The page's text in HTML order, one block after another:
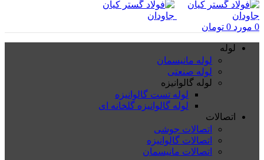
0 مورد 0 تومان
لوله
لوله مانیسمان
لوله صنعتی
لوله گالوانیزه
لوله تست گالوانیزه
لوله گالوانیزه گلخانه ای
اتصالات
اتصالات جوشی
اتصالات گالوانیزه
اتصالات مانیسمان